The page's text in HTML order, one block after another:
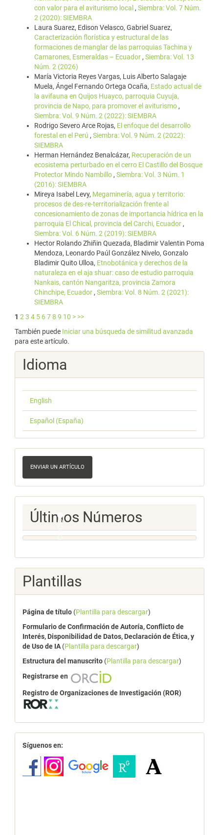
con valor para el aviturismo local , Siembra: Vol. 7 Núm.
2 (2020): SIEMBRA
Laura Suarez, Edison Velasco, Gabriel Suarez,
Caracterización florística y estructural de las
formaciones de manglar de las parroquias Tachina y
Camarones, Esmeraldas – Ecuador , Siembra: Vol. 13
Núm. 2 (2026)
María Victoria Reyes Vargas, Luis Alberto Salagaje
Muela, Ángel Fernando Ortega Ocaña, Estado actual de
la avifauna en Quijos Huayco, parroquia Cuyuja,
provincia de Napo, para promover el aviturismo ,
Siembra: Vol. 9 Núm. 2 (2022): SIEMBRA
Rodrigo Severo Arce Rojas, El enfoque del desarrollo
forestal en el Perú , Siembra: Vol. 9 Núm. 2 (2022):
SIEMBRA
Herman Hernández Benalcázar, Recuperación de un
ecosistema perturbado en el cerro El Castillo del Bosque
Protector Mindo Nambillo , Siembra: Vol. 3 Núm. 1
(2016): SIEMBRA
Mireya Isabel Levy, Megaminería, agua y territorio:
procesos de des-re-territorialización frente al
concesionamiento de zonas de importancia hídrica en la
parroquia El Chical, provincia del Carchi, Ecuador ,
Siembra: Vol. 6 Núm. 2 (2019): SIEMBRA
Hector Rolando Zhiñin Quezada, Bladimir Valentin Poma
Mendoza, Leonardo Paúl González Nivelo, Gonzalo
Bladimir Quito Ulloa, Etnobotánica y derechos de la
naturaleza en el aja shuar: caso de estudio parroquia
Nankais, cantón Nangaritza, provincia Zamora
Chinchipe, Ecuador , Siembra: Vol. 8 Núm. 2 (2021):
SIEMBRA
1 2 3 4 5 678 9 10 > >>
También puede Iniciar una búsqueda de similitud avanzada
para este artículo.
Idioma
English
Español (España)
Enviar
un
artículo
ENVIAR UN ARTÍCULO
Ultimos
Numeros
Últimos Números
Plantillas
Página de título (Plantilla para descargar)
Formulario de Confirmación de Autoría, Conflicto de
Interés, Disponibilidad de Datos, Declaración de Ética, y
de Uso de IA (Plantilla para descargar)
Estructura del manuscrito (Plantilla para descargar)
Registrarse en
Registro de Organizaciones de Investigación (ROR)
redes
Síguenos en: